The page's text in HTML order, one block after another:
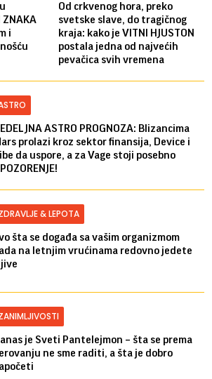
ZNAKA
i
Od crkvenog hora, preko
svetske slave, do tragičnog
kraja: kako je VITNI HJUSTON
postala jedna od najvećih
pevačica svih vremena
ASTRO PROGNOZA: Blizancima
prolazi kroz sektor finansija, Device i
da uspore, a za Vage stoji posebno
& LEPOTA
šta se događa sa vašim organizmom
na letnjim vrućinama redovno jedete
je Sveti Pantelejmon – šta se prema
ne sme raditi, a šta je dobro